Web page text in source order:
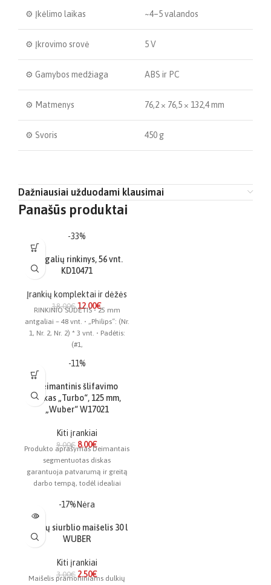
⚙️ Įkėlimo laikas ~4–5 valandos
⚙️ Įkrovimo srovė 5 V
⚙️ Gamybos medžiaga ABS ir PC
⚙️ Matmenys 76,2 × 76,5 × 132,4 mm
⚙️ Svoris 450 g
Dažniausiai užduodami klausimai
Panašūs produktai
-33%
Antgalių rinkinys, 56 vnt.
KD10471
Įrankių komplektai ir dėžės
18.00€ 12.00€
RINKINIO SUDĖTIS • 25 mm
antgaliai – 48 vnt. • „Philips“: (Nr.
1, Nr. 2, Nr. 2) * 3 vnt. • Padėtis:
(#1,
-11%
Deimantinis šlifavimo
diskas „Turbo“, 125 mm,
„Wuber“ W17021
Kiti įrankiai
9.00€ 8.00€
Produkto aprašymas Deimantais
segmentuotas diskas
garantuoja patvarumą ir greitą
darbo tempą, todėl idealiai
keramiką. 5
-17% Nėra
Dulkių siurblio maišelis 30 l
WUBER
Kiti įrankiai
3.00€ 2.50€
Maišelis pramoniniams dulkių